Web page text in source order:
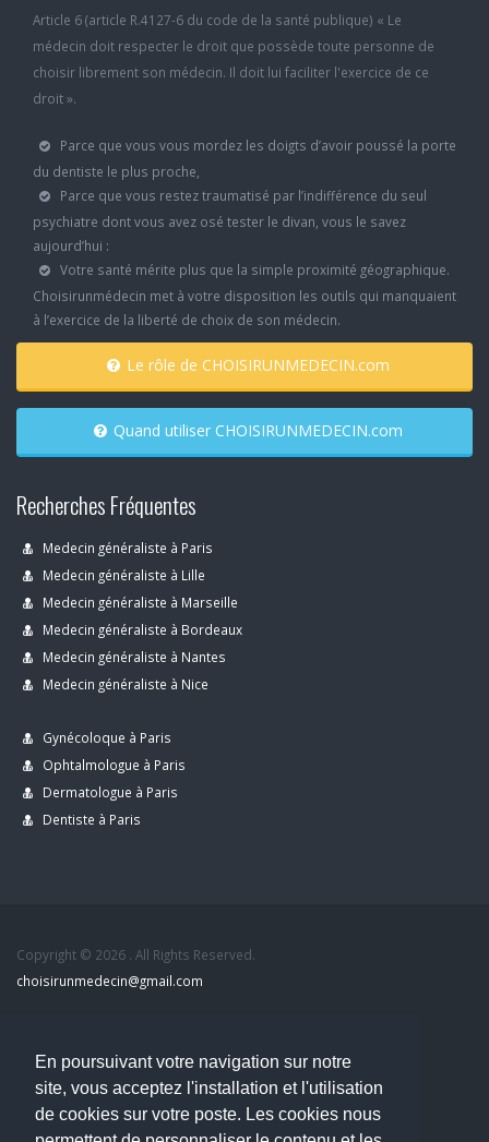
En poursuivant votre navigation sur notre
site, vous acceptez l'installation et l'utilisation
de cookies sur votre poste. Les cookies nous
Article 6 (article R.4127-6 du code de la santé publique) « Le
médecin doit respecter le droit que possède toute personne de
choisir librement son médecin. Il doit lui faciliter l'exercice de ce
droit ».
Parce que vous vous mordez les doigts d’avoir poussé la porte
du dentiste le plus proche,
Parce que vous restez traumatisé par l’indifférence du seul
psychiatre dont vous avez osé tester le divan, vous le savez
aujourd’hui :
Votre santé mérite plus que la simple proximité géographique.
Choisirunmédecin met à votre disposition les outils qui manquaient
à l’exercice de la liberté de choix de son médecin.
Le rôle de CHOISIRUNMEDECIN.com
Quand utiliser CHOISIRUNMEDECIN.com
Recherches Fréquentes
Medecin généraliste à Paris
Medecin généraliste à Lille
Medecin généraliste à Marseille
Medecin généraliste à Bordeaux
Medecin généraliste à Nantes
Medecin généraliste à Nice
Gynécoloque à Paris
Ophtalmologue à Paris
Dermatologue à Paris
Dentiste à Paris
Copyright © 2026 . All Rights Reserved.
choisirunmedecin@gmail.com
Accueil
Blog